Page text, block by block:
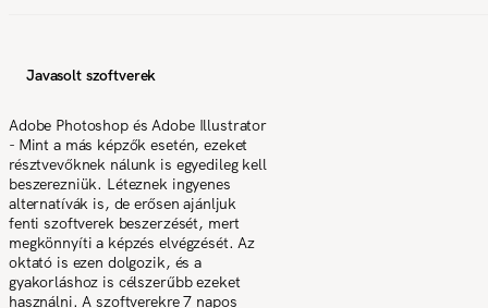
Javasolt szoftverek
Adobe Photoshop és Adobe Illustrator
- Mint a más képzők esetén, ezeket
résztvevőknek nálunk is egyedileg kell
beszerezniük. Léteznek ingyenes
alternatívák is, de erősen ajánljuk
fenti szoftverek beszerzését, mert
megkönnyíti a képzés elvégzését. Az
oktató is ezen dolgozik, és a
gyakorláshoz is célszerűbb ezeket
használni. A szoftverekre 7 napos